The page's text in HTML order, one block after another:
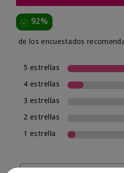
92%
de los encuestados
5 estrellas
4 estrellas
3 estrellas
2 estrellas
1 estrella